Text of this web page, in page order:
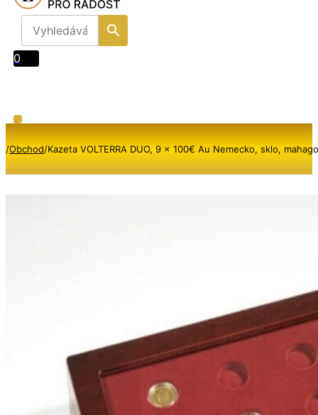
0
/Obchod/Kazeta VOLTERRA DUO, 9 x 100€ Au Nemecko, sklo,